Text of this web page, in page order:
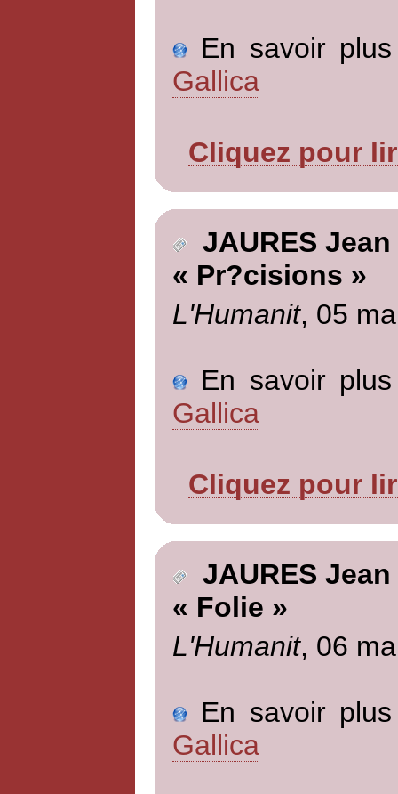
En savoir
Gallica
Cliquez pour
JAURES Jean
« Pr?cisions »
L'Humanit, 05
En savoir
Gallica
Cliquez pour
JAURES Jean
« Folie »
L'Humanit, 06
En savoir
Gallica